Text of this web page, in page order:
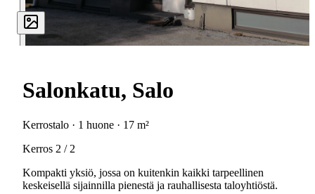
Salonkatu, Salo
Kerrostalo · 1 huone · 17 m²
Kerros 2 / 2
Kompakti yksiö, jossa on kuitenkin kaikki tarpeellinen
keskeisellä sijainnilla pienestä ja rauhallisesta taloyhtiöstä.